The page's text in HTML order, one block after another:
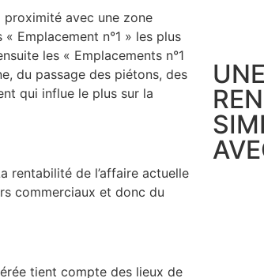
proximité avec une zone
« Emplacement n°1 » les plus
les « Emplacements n°1
du passage des piétons, des
qui influe le plus sur la
rentabilité de l’affaire actuelle
commerciaux et donc du
tient compte des lieux de